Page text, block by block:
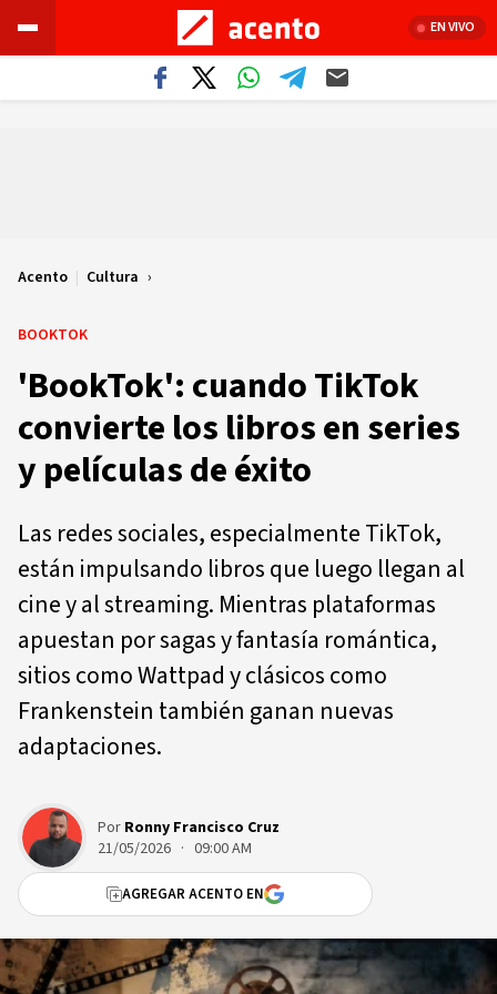
EN VIVO
Acento | Cultura
BOOKTOK
'BookTok': cuando TikTok
convierte los libros en series
y películas de éxito
Las redes sociales, especialmente TikTok,
están impulsando libros que luego llegan al
cine y al streaming. Mientras plataformas
apuestan por sagas y fantasía romántica,
sitios como Wattpad y clásicos como
Frankenstein también ganan nuevas
adaptaciones.
Por Ronny Francisco Cruz
21/05/2026 · 09:00 AM
AGREGAR ACENTO EN